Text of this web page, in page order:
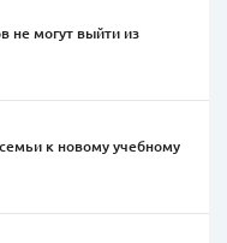
не могут выйти из
к новому учебному